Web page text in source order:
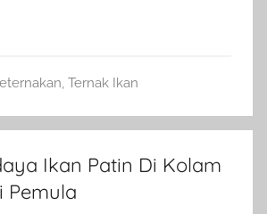
, Ternak Ikan
Ikan Patin Di Kolam
Pemula